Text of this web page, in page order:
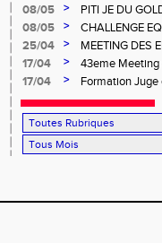
08/05
>
PITI JE DU
08/05
>
CHALLENGE
25/04
>
MEETING DES
Salée
17/04 >
43eme Meeting
17/04
> Formation